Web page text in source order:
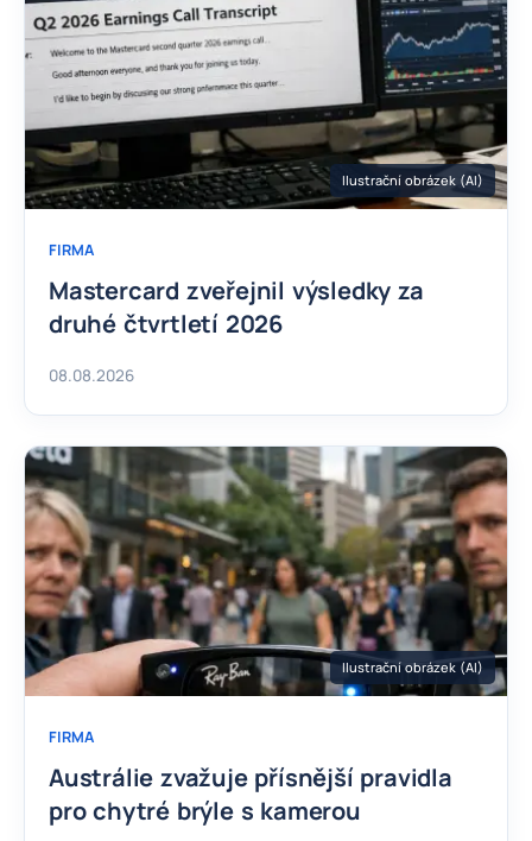
Ilustrační obrázek (AI)
FIRMA
Mastercard zveřejnil výsledky za
druhé čtvrtletí 2026
08.08.2026
Ilustrační obrázek (AI)
FIRMA
Austrálie zvažuje přísnější pravidla
pro chytré brýle s kamerou